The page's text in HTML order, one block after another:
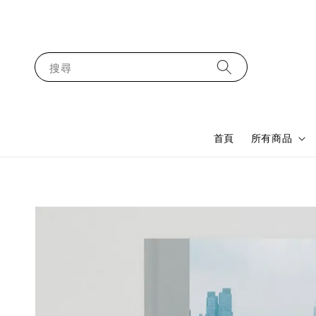
搜尋
首頁 所有商品